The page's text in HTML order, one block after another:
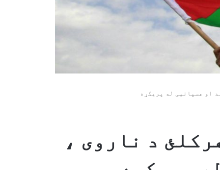
او هسپانیی له پریکړه
د ناروی ،